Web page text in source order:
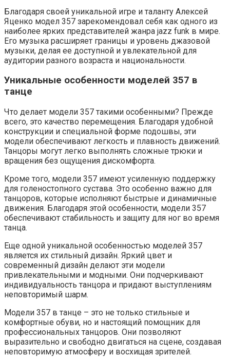
Благодаря своей уникальной игре и таланту Алексей
Яценко модел 357 зарекомендовал себя как одного из
наиболее ярких представителей жанра jazz funk в мире.
Его музыка расширяет границы и уровень джазовой
музыки, делая ее доступной и увлекательной для
аудитории разного возраста и национальности.
Уникальные особенности моделей 357 в
танце
Что делает модели 357 такими особенными? Прежде
всего, это качество перемещения. Благодаря удобной
конструкции и специальной форме подошвы, эти
модели обеспечивают легкость и плавность движений.
Танцоры могут легко выполнять сложные трюки и
вращения без ощущения дискомфорта.
Кроме того, модели 357 имеют усиленную поддержку
для голеностопного сустава. Это особенно важно для
танцоров, которые исполняют быстрые и динамичные
движения. Благодаря этой особенности, модели 357
обеспечивают стабильность и защиту для ног во время
танца.
Еще одной уникальной особенностью моделей 357
является их стильный дизайн. Яркий цвет и
современный дизайн делают эти модели
привлекательными и модными. Они подчеркивают
индивидуальность танцора и придают выступлениям
неповторимый шарм.
Модели 357 в танце – это не только стильные и
комфортные обуви, но и настоящий помощник для
профессиональных танцоров. Они позволяют
выразительно и свободно двигаться на сцене, создавая
неповторимую атмосферу и восхищая зрителей.